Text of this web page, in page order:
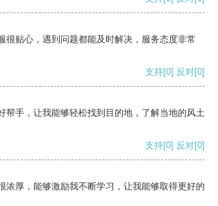
很贴心，遇到问题都能及时解决，服务态度非常
支持[0] 反对[0]
帮手，让我能够轻松找到目的地，了解当地的风土
支持[0] 反对[0]
浓厚，能够激励我不断学习，让我能够取得更好的